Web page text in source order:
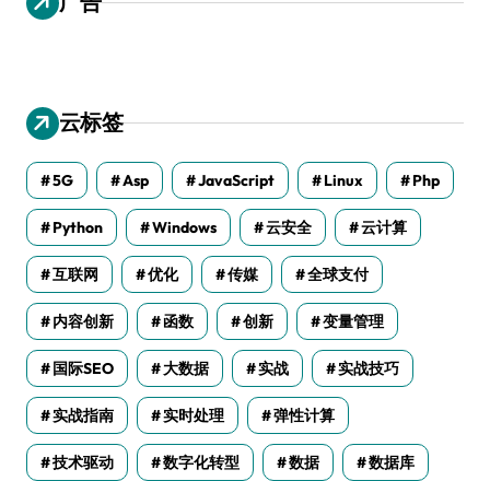
云标签
5G Asp JavaScript Linux Php
Python Windows 云安全 云计算
互联网 优化 传媒 全球支付
内容创新 函数 创新 变量管理
国际SEO 大数据 实战 实战技巧
实战指南 实时处理 弹性计算
技术驱动 数字化转型 数据 数据库